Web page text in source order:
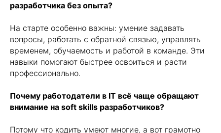
разработчика без опыта?
На старте особенно важны: умение задавать
вопросы, работать с обратной связью, управлять
временем, обучаемость и работой в команде. Эти
навыки помогают быстрее освоиться и расти
профессионально.
Почему работодатели в IT всё чаще обращают
внимание на soft skills разработчиков?
Потому что кодить умеют многие, а вот грамотно
Выпускники
Все курсы
О компании
Блог
Контакты
Вопросы и ответы
Гибридная оплата
Java-разработчик